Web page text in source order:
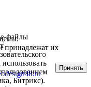
принадлежат их
файлы
Битрикс).
Принять